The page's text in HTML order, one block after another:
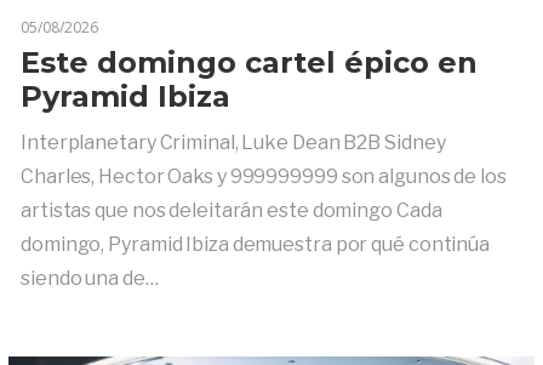
05/08/2026
Este domingo cartel épico en
Pyramid Ibiza
Interplanetary Criminal, Luke Dean B2B Sidney
Charles, Hector Oaks y 999999999 son algunos de los
artistas que nos deleitarán este domingo Cada
domingo, Pyramid Ibiza demuestra por qué continúa
siendo una de…